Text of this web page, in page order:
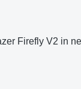
Firefly V2 in